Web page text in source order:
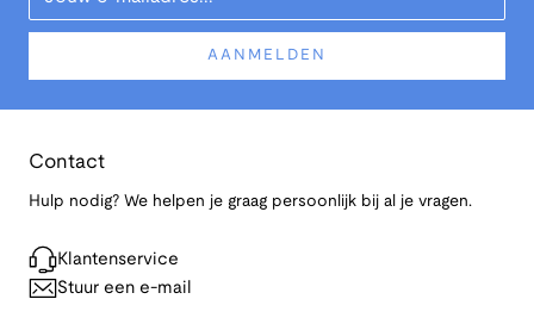
AANMELDEN
Contact
Hulp nodig? We helpen je graag persoonlijk bij al je vragen.
Klantenservice
Stuur een e-mail